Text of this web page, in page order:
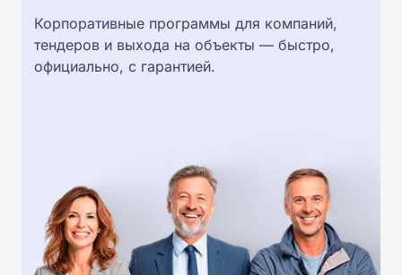
Корпоративные программы для компаний,
тендеров и выхода на объекты — быстро,
официально, с гарантией.